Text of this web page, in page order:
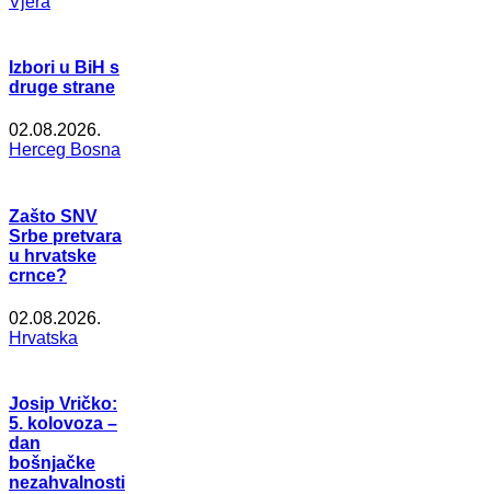
Izbori u BiH s
druge strane
02.08.2026.
Herceg Bosna
Zašto SNV
Srbe pretvara
u hrvatske
crnce?
02.08.2026.
Hrvatska
Josip Vričko:
5. kolovoza –
dan
bošnjačke
nezahvalnosti